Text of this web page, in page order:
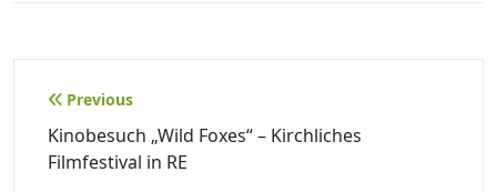
Beitragsnavigation
Previous
Kinobesuch „Wild Foxes“ – Kirchliches
Filmfestival in RE